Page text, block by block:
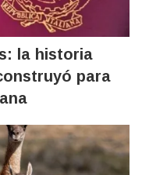
la historia
para